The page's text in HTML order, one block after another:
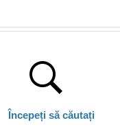
Începeți să căutați